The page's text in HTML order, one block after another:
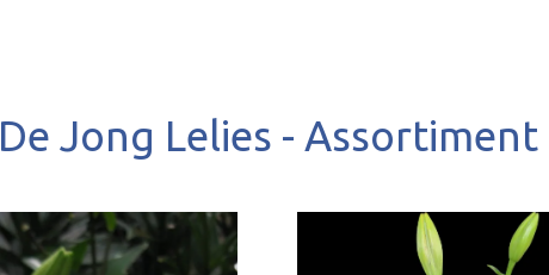
De Jong Lelies - Assortiment